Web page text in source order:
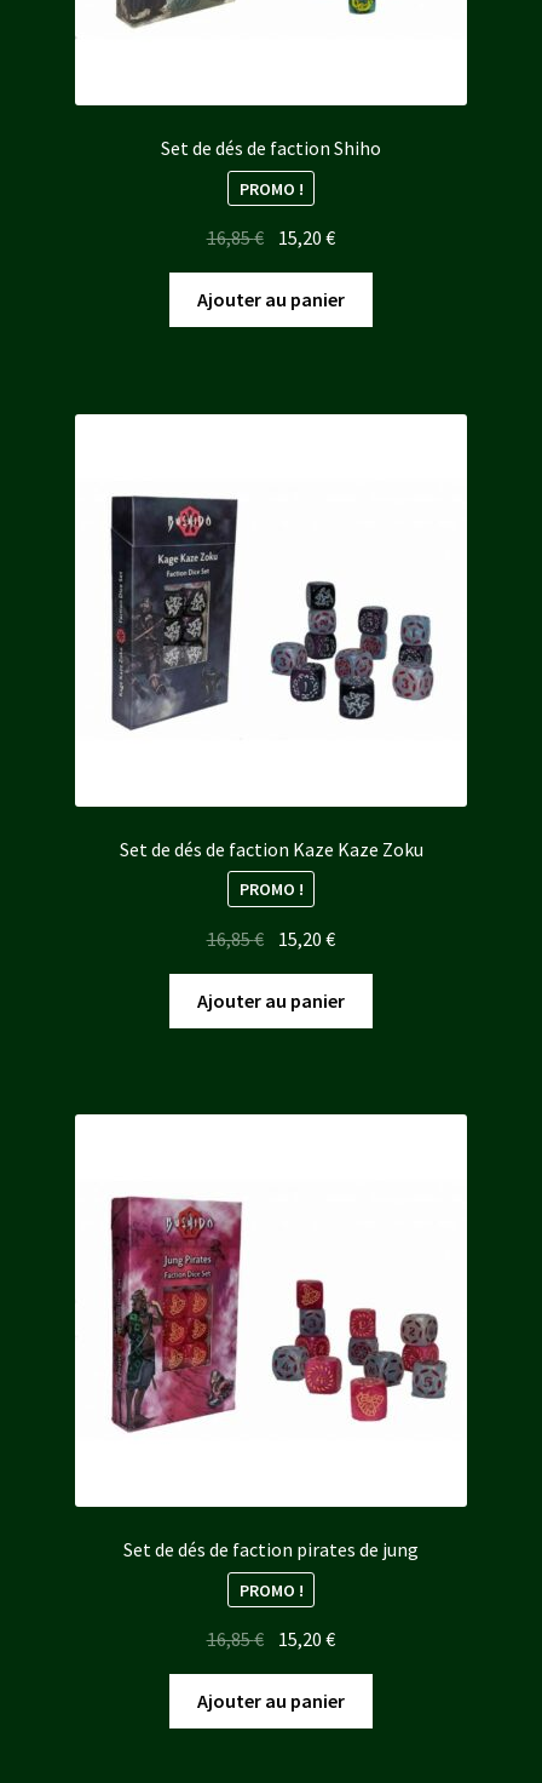
Set de dés de faction Shiho
PROMO !
16,85€ Le
prix
initial
était :
15,20€Le
prix
actuel
est :
Ajouter au panier
Set de dés de faction Kaze Kaze Zoku
PROMO !
16,85€ Le
initial
était :
15,20€Le
actuel
est :
Ajouter au panier
Set de dés de faction pirates de jung
PROMO !
16,85€ Le
prix
initial
était :
15,20€Le
prix
actuel
est :
Ajouter au panier